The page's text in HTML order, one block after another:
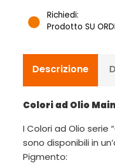
Richiedi:
Prodotto SU
Descrizione
Colori ad Olio
I Colori ad Olio
sono disponibili in
Pigmento: